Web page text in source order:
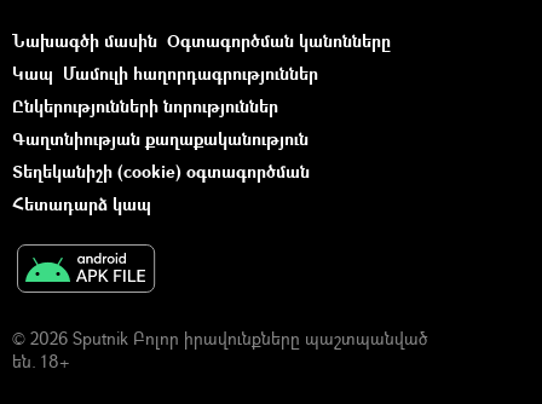
Նախագծի մասին Օգտագործման կանոնները
Կապ Մամուլի հաղորդագրություններ
Ընկերությունների նորություններ
Գաղտնիության քաղաքականություն
Տեղեկանիշի (cookie) օգտագործման
Հետադարձ կապ
© 2026 Sputnik Բոլոր իրավունքները պաշտպանված
են. 18+